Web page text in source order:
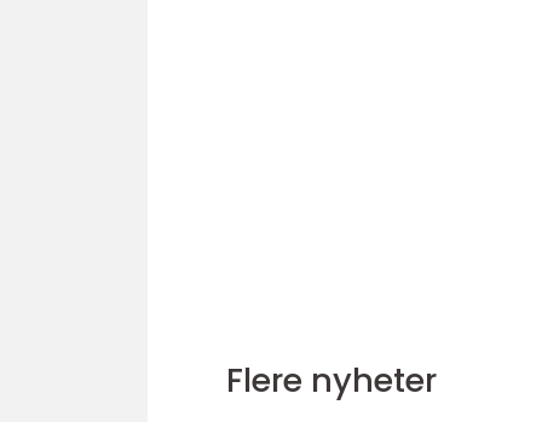
Flere nyheter